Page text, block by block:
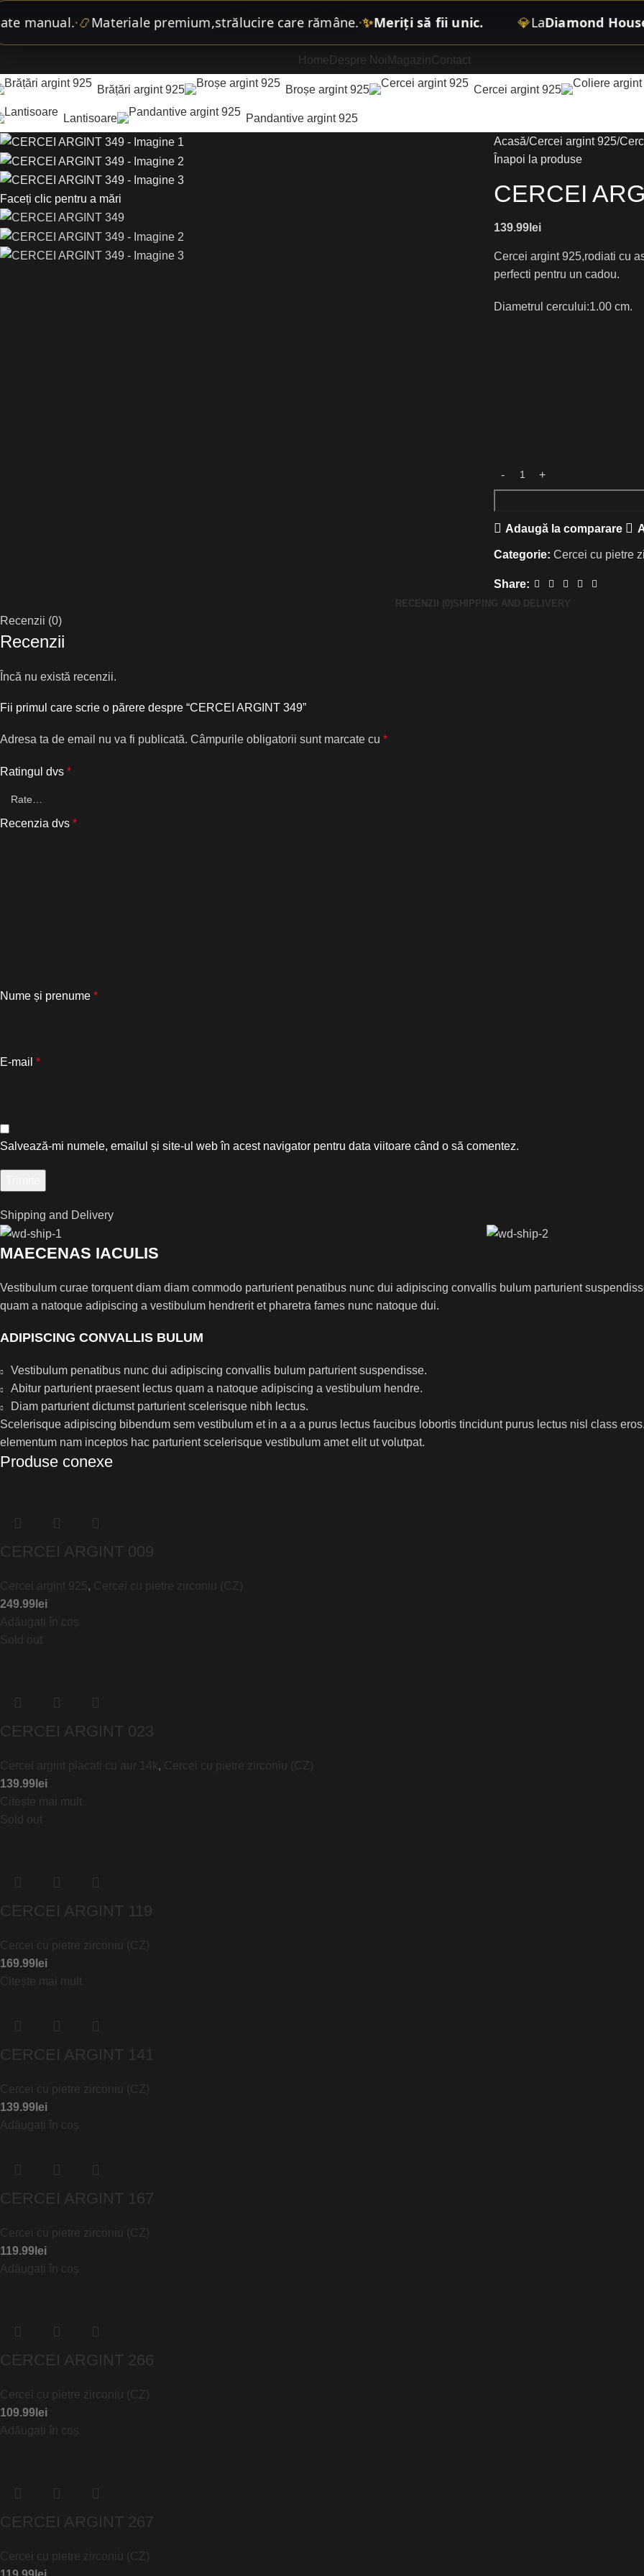
•📿Materiale premium,strălucire care rămâne.•✨Meriți să fii unic. LaDiamond House
Home Despre Noi MagazinContact
Brățări argint 925 Broșe argint 925 Cercei argint 925
Lantisoare Pandantive argint 925
Faceți clic pentru a mări
Acasă Cercei argint 925
Înapoi la produse
CERCEI
139.99 lei
Cercei argint 925,rodiati cu
perfecti pentru un cadou.
Diametrul cercului:1.00 cm.
Adaugă la comparare
Categorie: Cercei cu pietre
Share:
RECENZII (0) SHIPPING AND DELIVERY
Recenzii (0)
Recenzii
Încă nu există recenzii.
Fii primul care scrie o părere despre “CERCEI ARGINT 349”
Adresa ta de email nu va fi publicată. Câmpurile obligatorii sunt marcate cu *
Ratingul dvs *
Recenzia dvs *
Nume și prenume *
E-mail *
Salvează-mi numele, emailul și site-ul web în acest navigator pentru data viitoare când o să comentez.
Shipping and Delivery
MAECENAS IACULIS
Vestibulum curae torquent diam diam commodo parturient penatibus nunc dui adipiscing convallis bulum parturient
quam a natoque adipiscing a vestibulum hendrerit et pharetra fames nunc natoque dui.
ADIPISCING CONVALLIS BULUM
Vestibulum penatibus nunc dui adipiscing convallis bulum parturient suspendisse.
Abitur parturient praesent lectus quam a natoque adipiscing a vestibulum hendre.
Diam parturient dictumst parturient scelerisque nibh lectus.
Scelerisque adipiscing bibendum sem vestibulum et in a a a purus lectus faucibus lobortis tincidunt purus lectus nisl class
elementum nam inceptos hac parturient scelerisque vestibulum amet elit ut volutpat.
Produse conexe
CERCEI ARGINT 009
Cercei argint 925, Cercei cu pietre zirconiu (CZ)
249.99 lei
Adăugați în coș
Sold out
CERCEI ARGINT 023
Cercei argint placati cu aur 14k, Cercei cu pietre zirconiu (CZ)
139.99 lei
Citește mai mult
Sold out
CERCEI ARGINT 119
Cercei cu pietre zirconiu (CZ)
169.99 lei
Citește mai mult
CERCEI ARGINT 141
Cercei cu pietre zirconiu (CZ)
139.99 lei
Adăugați în coș
CERCEI ARGINT 167
Cercei cu pietre zirconiu (CZ)
119.99 lei
Adăugați în coș
CERCEI ARGINT 266
Cercei cu pietre zirconiu (CZ)
109.99 lei
Adăugați în coș
CERCEI ARGINT 267
Cercei cu pietre zirconiu (CZ)